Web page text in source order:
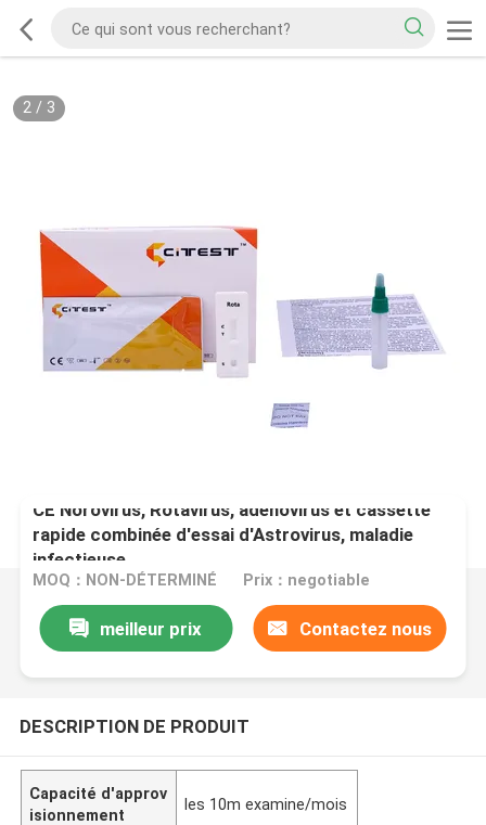
2/ 3
CE Norovirus, Rotavirus, adénovirus et cassette
rapide combinée d'essai d'Astrovirus, maladie
infectieuse
MOQ：NON-DÉTERMINÉ Prix：negotiable
meilleur prix Contactez nous
DESCRIPTION DE PRODUIT
Capacité d'approv
isionnement
les 10m examine/mois